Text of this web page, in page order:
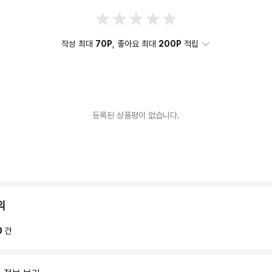
작성 최대 70P , 좋아요 최대 200P 적립
등록된 상품평이 없습니다.
건